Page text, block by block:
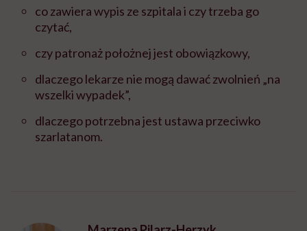
co zawiera wypis ze szpitala i czy trzeba go
czytać,
czy patronaż położnej jest obowiązkowy,
dlaczego lekarze nie mogą dawać zwolnień „na
wszelki wypadek”,
dlaczego potrzebna jest ustawa przeciwko
szarlatanom.